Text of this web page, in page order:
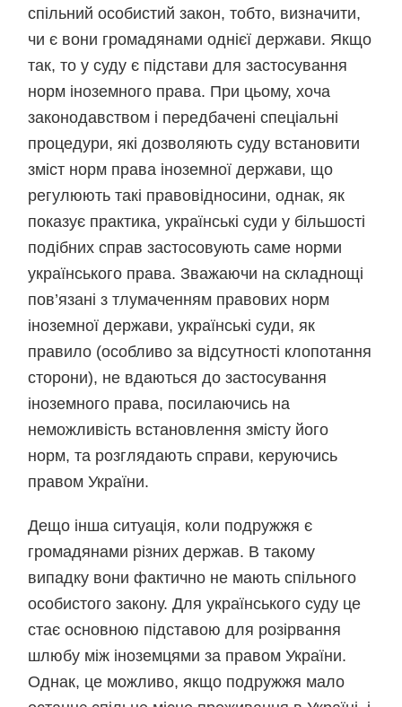
спільний особистий закон, тобто, визначити,
чи є вони громадянами однієї держави. Якщо
так, то у суду є підстави для застосування
норм іноземного права. При цьому, хоча
законодавством і передбачені спеціальні
процедури, які дозволяють суду встановити
зміст норм права іноземної держави, що
регулюють такі правовідносини, однак, як
показує практика, українські суди у більшості
подібних справ застосовують саме норми
українського права. Зважаючи на складнощі
пов’язані з тлумаченням правових норм
іноземної держави, українські суди, як
правило (особливо за відсутності клопотання
сторони), не вдаються до застосування
іноземного права, посилаючись на
неможливість встановлення змісту його
норм, та розглядають справи, керуючись
правом України.
Дещо інша ситуація, коли подружжя є
громадянами різних держав. В такому
випадку вони фактично не мають спільного
особистого закону. Для українського суду це
стає основною підставою для розірвання
шлюбу між іноземцями за правом України.
Однак, це можливо, якщо подружжя мало